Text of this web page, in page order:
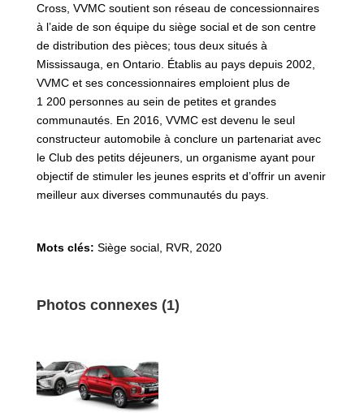
Cross, VVMC soutient son réseau de concessionnaires
à l’aide de son équipe du siège social et de son centre
de distribution des pièces; tous deux situés à
Mississauga, en Ontario. Établis au pays depuis 2002,
VVMC et ses concessionnaires emploient plus de
1 200 personnes au sein de petites et grandes
communautés. En 2016, VVMC est devenu le seul
constructeur automobile à conclure un partenariat avec
le Club des petits déjeuners, un organisme ayant pour
objectif de stimuler les jeunes esprits et d’offrir un avenir
meilleur aux diverses communautés du pays.
Mots clés: Siège social, RVR 2020
Photos connexes (1)